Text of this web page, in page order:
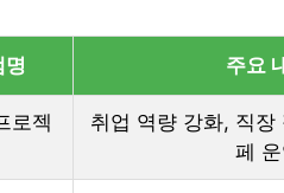
명 주요
로젝
취업 역량 강화, 직
페 운